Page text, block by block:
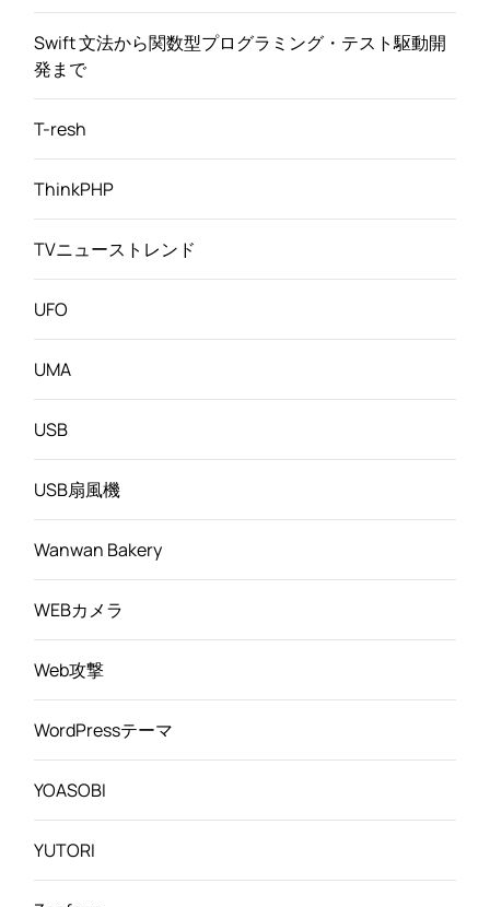
Swift 文法から関数型プログラミング・テスト駆動開
発まで
T-resh
ThinkPHP
TVニューストレンド
UFO
UMA
USB
USB扇風機
Wanwan Bakery
WEBカメラ
Web攻撃
WordPressテーマ
YOASOBI
YUTORI